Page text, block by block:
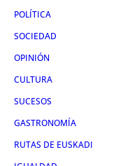
POLÍTICA
SOCIEDAD
OPINIÓN
CULTURA
SUCESOS
GASTRONOMÍA
RUTAS DE EUSKADI